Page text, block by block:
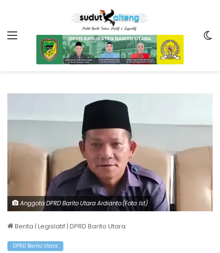
Menu
Anggota DPRD Barito Utara Ardianto.(Foto: Ist)
Berita | Legislatif| DPRD Barito Utara
DPRD Barito Utara